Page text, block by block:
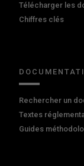
Télécharger les
Chiffres clés
Rechercher un
Textes
Guides